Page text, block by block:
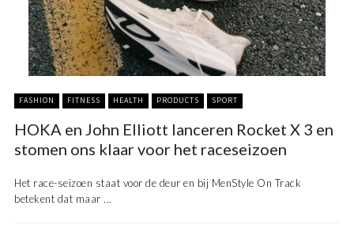
FASHION FITNESS HEALTH PRODUCTS SPORT
HOKA en John Elliott lanceren Rocket X 3 en
stomen ons klaar voor het raceseizoen
Het race-seizoen staat voor de deur en bij MenStyle On Track
betekent dat maar ...